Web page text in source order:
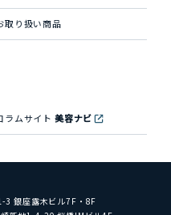
取り扱い商品
ラムサイト 美容ナビ
3 銀座露木ビル7F・8F